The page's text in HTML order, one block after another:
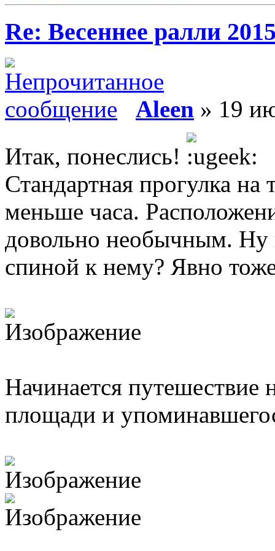
Re: Весеннее ралли
Aleen » 19
Итак, понеслись!
Стандартная прогулка на
меньше часа.
довольно необычным. Ну
спиной к нему? Явно
Начинается путешествие
площади и